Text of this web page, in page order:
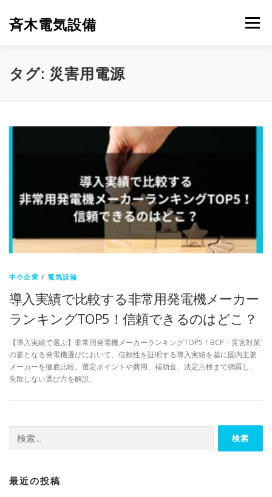
斉木電気設備 メニュー
斉木電気設備について
タグ: 災害用電源
中小企業 / 電気設備
導入実績で比較する非常用発電機メーカー
ランキングTOP5！信頼できるのはどこ？
【導入実績で選ぶ】非常用発電機メーカーランキングTOP5！BCP・災害対策
の要となる発電機選びにおいて、信頼性を証明する導入実績を基に国内主要
メーカーを徹底比較。選定ポイントや費用、補助金、法定点検まで網羅し、
失敗しない選び方を解説。
索:
最近の投稿